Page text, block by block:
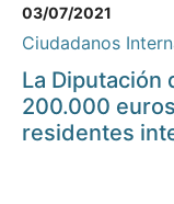
03/07/2021
Ciudadanos
La Diputación
200.000
residentes